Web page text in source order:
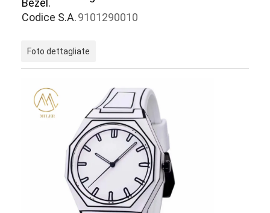
Visita alla fabbrica
Controllo di qualità
Notizie
Orologio del quarzo
Bezel.
Codice S.A.9101290010
Foto dettagliate